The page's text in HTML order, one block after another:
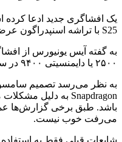
یک افشاگری جدید ادعا
S25 با تراشه اسنپدراگون عرضه خواهند شد.
به گفته آیس یونیورس از
۲۵۰۰ یا دایمنسیتی ۹۴۰۰ در سری گلکسی S25 استفاده نمی‌کند.
باشد. طبق برخی گزارش‌ها
می‌رفت خوب نیست.